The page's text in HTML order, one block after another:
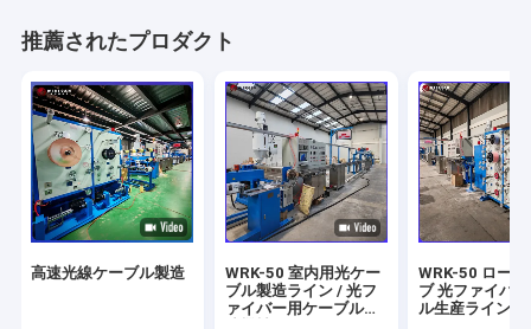
推薦されたプロダクト
高速光線ケーブル製造
WRK-50 室内用光ケー
ブル製造ライン / 光フ
ァイバー用ケーブル製
WRK-50 ロー
ブ 光ファイバ
ル生産ライン /